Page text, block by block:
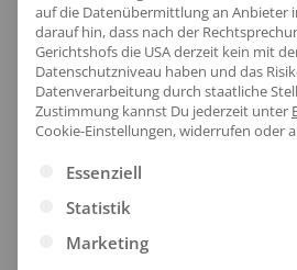
auf die Datenübermittlung an Anbieter
darauf hin, dass nach der
Gerichtshofs die USA derzeit kein mit
Datenschutzniveau haben und das
Datenverarbeitung durch staatliche
Zustimmung kannst Du jederzeit unter
Cookie-Einstellungen, widerrufen oder
Es folgt eine Liste der
Essenziell
Statistik
Marketing